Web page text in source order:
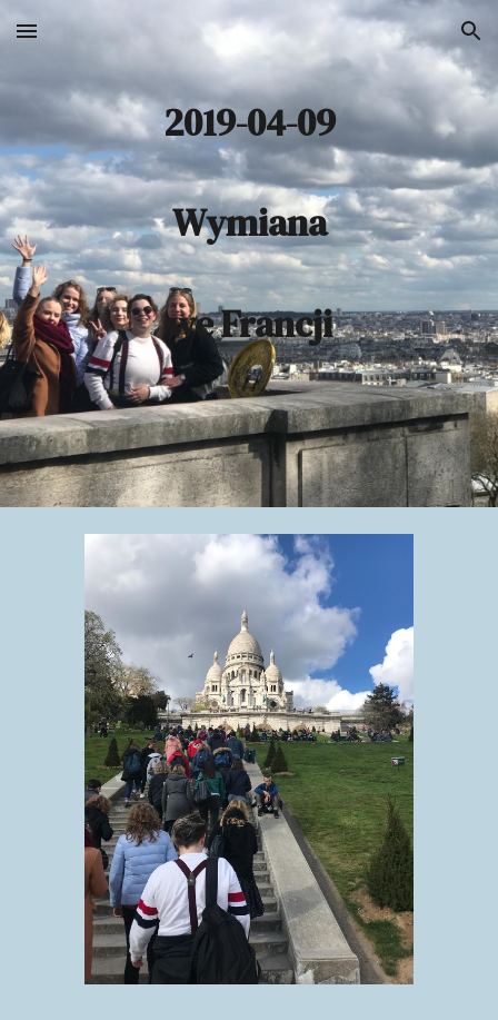
Skip to main content Skip to navigation
2019-04-09
Wymiana
we Francji